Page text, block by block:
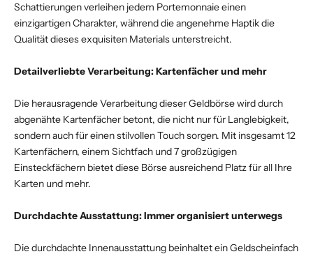
Schattierungen verleihen jedem Portemonnaie einen
einzigartigen Charakter, während die angenehme Haptik die
Qualität dieses exquisiten Materials unterstreicht.
Detailverliebte Verarbeitung: Kartenfächer und mehr
Die herausragende Verarbeitung dieser Geldbörse wird durch
abgenähte Kartenfächer betont, die nicht nur für Langlebigkeit,
sondern auch für einen stilvollen Touch sorgen. Mit insgesamt 12
Kartenfächern, einem Sichtfach und 7 großzügigen
Einsteckfächern bietet diese Börse ausreichend Platz für all Ihre
Karten und mehr.
Durchdachte Ausstattung: Immer organisiert unterwegs
Die durchdachte Innenausstattung beinhaltet ein Geldscheinfach